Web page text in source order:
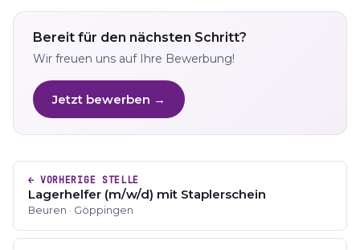
Bereit für den nächsten Schritt?
Wir freuen uns auf Ihre Bewerbung!
Jetzt bewerben →
← VORHERIGE STELLE
Lagerhelfer (m/w/d) mit Staplerschein
Beuren · Göppingen